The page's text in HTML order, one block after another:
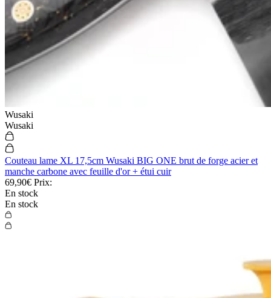
Wusaki
Wusaki
Couteau lame XL 17,5cm Wusaki BIG ONE brut de forge acier et
manche carbone avec feuille d'or + étui cuir
69,90€ Prix:
En stock
En stock